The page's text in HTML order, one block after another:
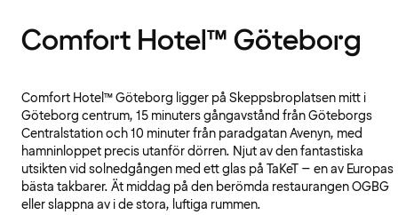
Comfort Hotel™ Göteborg
Comfort Hotel™ Göteborg ligger på Skeppsbroplatsen mitt i
Göteborg centrum, 15 minuters gångavstånd från Göteborgs
Centralstation och 10 minuter från paradgatan Avenyn, med
hamninloppet precis utanför dörren. Njut av den fantastiska
utsikten vid solnedgången med ett glas på TaKeT – en av Europas
bästa takbarer. Ät middag på den berömda restaurangen OGBG
eller slappna av i de stora, luftiga rummen.